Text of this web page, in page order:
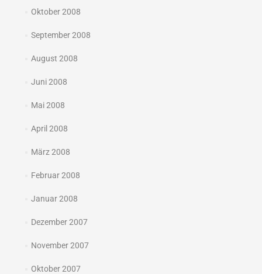
Oktober 2008
September 2008
August 2008
Juni 2008
Mai 2008
April 2008
März 2008
Februar 2008
Januar 2008
Dezember 2007
November 2007
Oktober 2007